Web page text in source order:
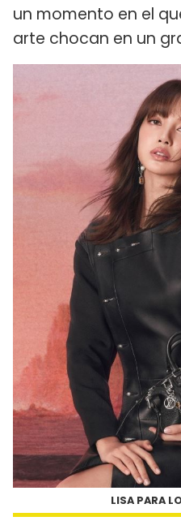
un momento en el
arte chocan en un
LISA PARA